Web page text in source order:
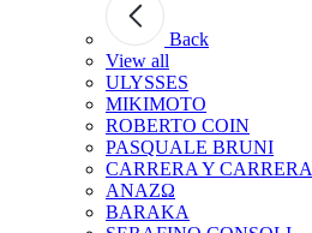
Back
View all
ULYSSES
MIKIMOTO
ROBERTO COIN
PASQUALE BRUNI
CARRERA Y CARRERA
ANAZΩ
BARAKA